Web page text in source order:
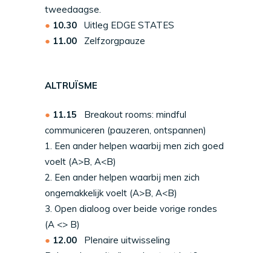
tweedaagse.
10.30 Uitleg EDGE STATES
11.00 Zelfzorgpauze
ALTRUÏSME
11.15 Breakout rooms: mindful
communiceren (pauzeren, ontspannen)
1. Een ander helpen waarbij men zich goed
voelt (A>B, A<B)
2. Een ander helpen waarbij men zich
ongemakkelijk voelt (A>B, A<B)
3. Open dialoog over beide vorige rondes
(A <> B)
12.00 Plenaire uitwisseling